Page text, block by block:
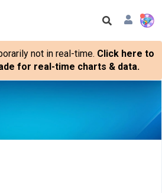
not in real-time. Click here to
for real-time charts & data.